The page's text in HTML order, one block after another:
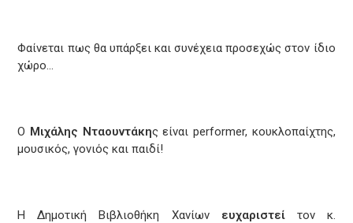
Φαίνεται πως θα υπάρξει και συνέχεια προσεχώς στον ίδιο
χώρο…
Ο Μιχάλης Νταουντάκης είναι performer, κουκλοπαίχτης,
μουσικός, γονιός και παιδί!
Η Δημοτική Βιβλιοθήκη Χανίων ευχαριστείτον κ.